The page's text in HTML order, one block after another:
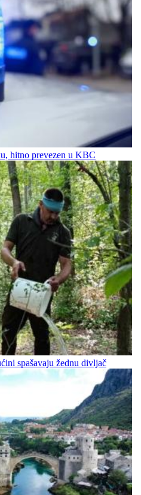
hitno prevezen u KBC
spašavaju žednu divljač